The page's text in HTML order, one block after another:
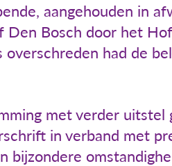
aangehouden in
Bosch door het
had de
met verder uitstel
in verband met
bijzondere